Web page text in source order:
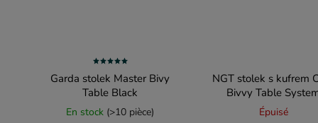
Garda stolek Master Bivy
Table Black
En stock (>10 pièce)
NGT stolek s kufrem
Bivvy Table
Épuisé